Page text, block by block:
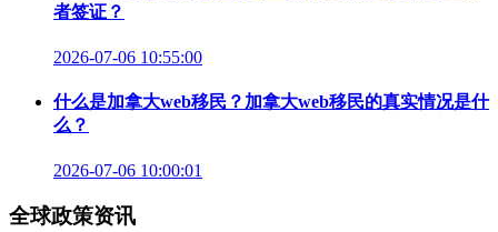
者签证？
2026-07-06 10:55:00
什么是加拿大web移民？加拿大web移民的真实情况是什
么？
2026-07-06 10:00:01
全球政策资讯